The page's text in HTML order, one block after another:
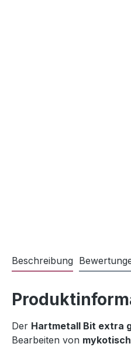
Beschreibung
Der Hartmetall Bit extra
Bearbeiten von